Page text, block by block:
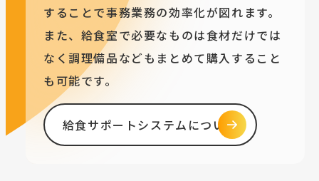
することで事務業務の効率化が図れます。
また、給食室で必要なものは食材だけでは
なく調理備品などもまとめて購入すること
も可能です。
給食サポートシステムについて